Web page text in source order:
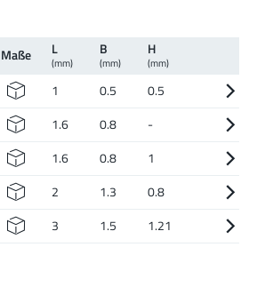
Maße L
(mm)
B
(mm)
H
(mm)
1 0.5
0.5
1.6 0.8
-
1.6 0.8
1
2 1.3
0.8
3 1.5 1.21